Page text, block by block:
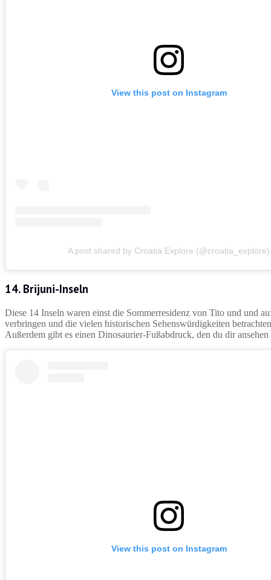
View this post on Instagram
A post shared by Croatia Explore (@croatia_explore)
14. Brijuni-Inseln
Diese 14 Inseln waren einst die Sommerresidenz von Tito und und
verbringen und die vielen historischen Sehenswürdigkeiten
Außerdem gibt es einen Dinosaurier-Fußabdruck, den du dir
View this post on Instagram